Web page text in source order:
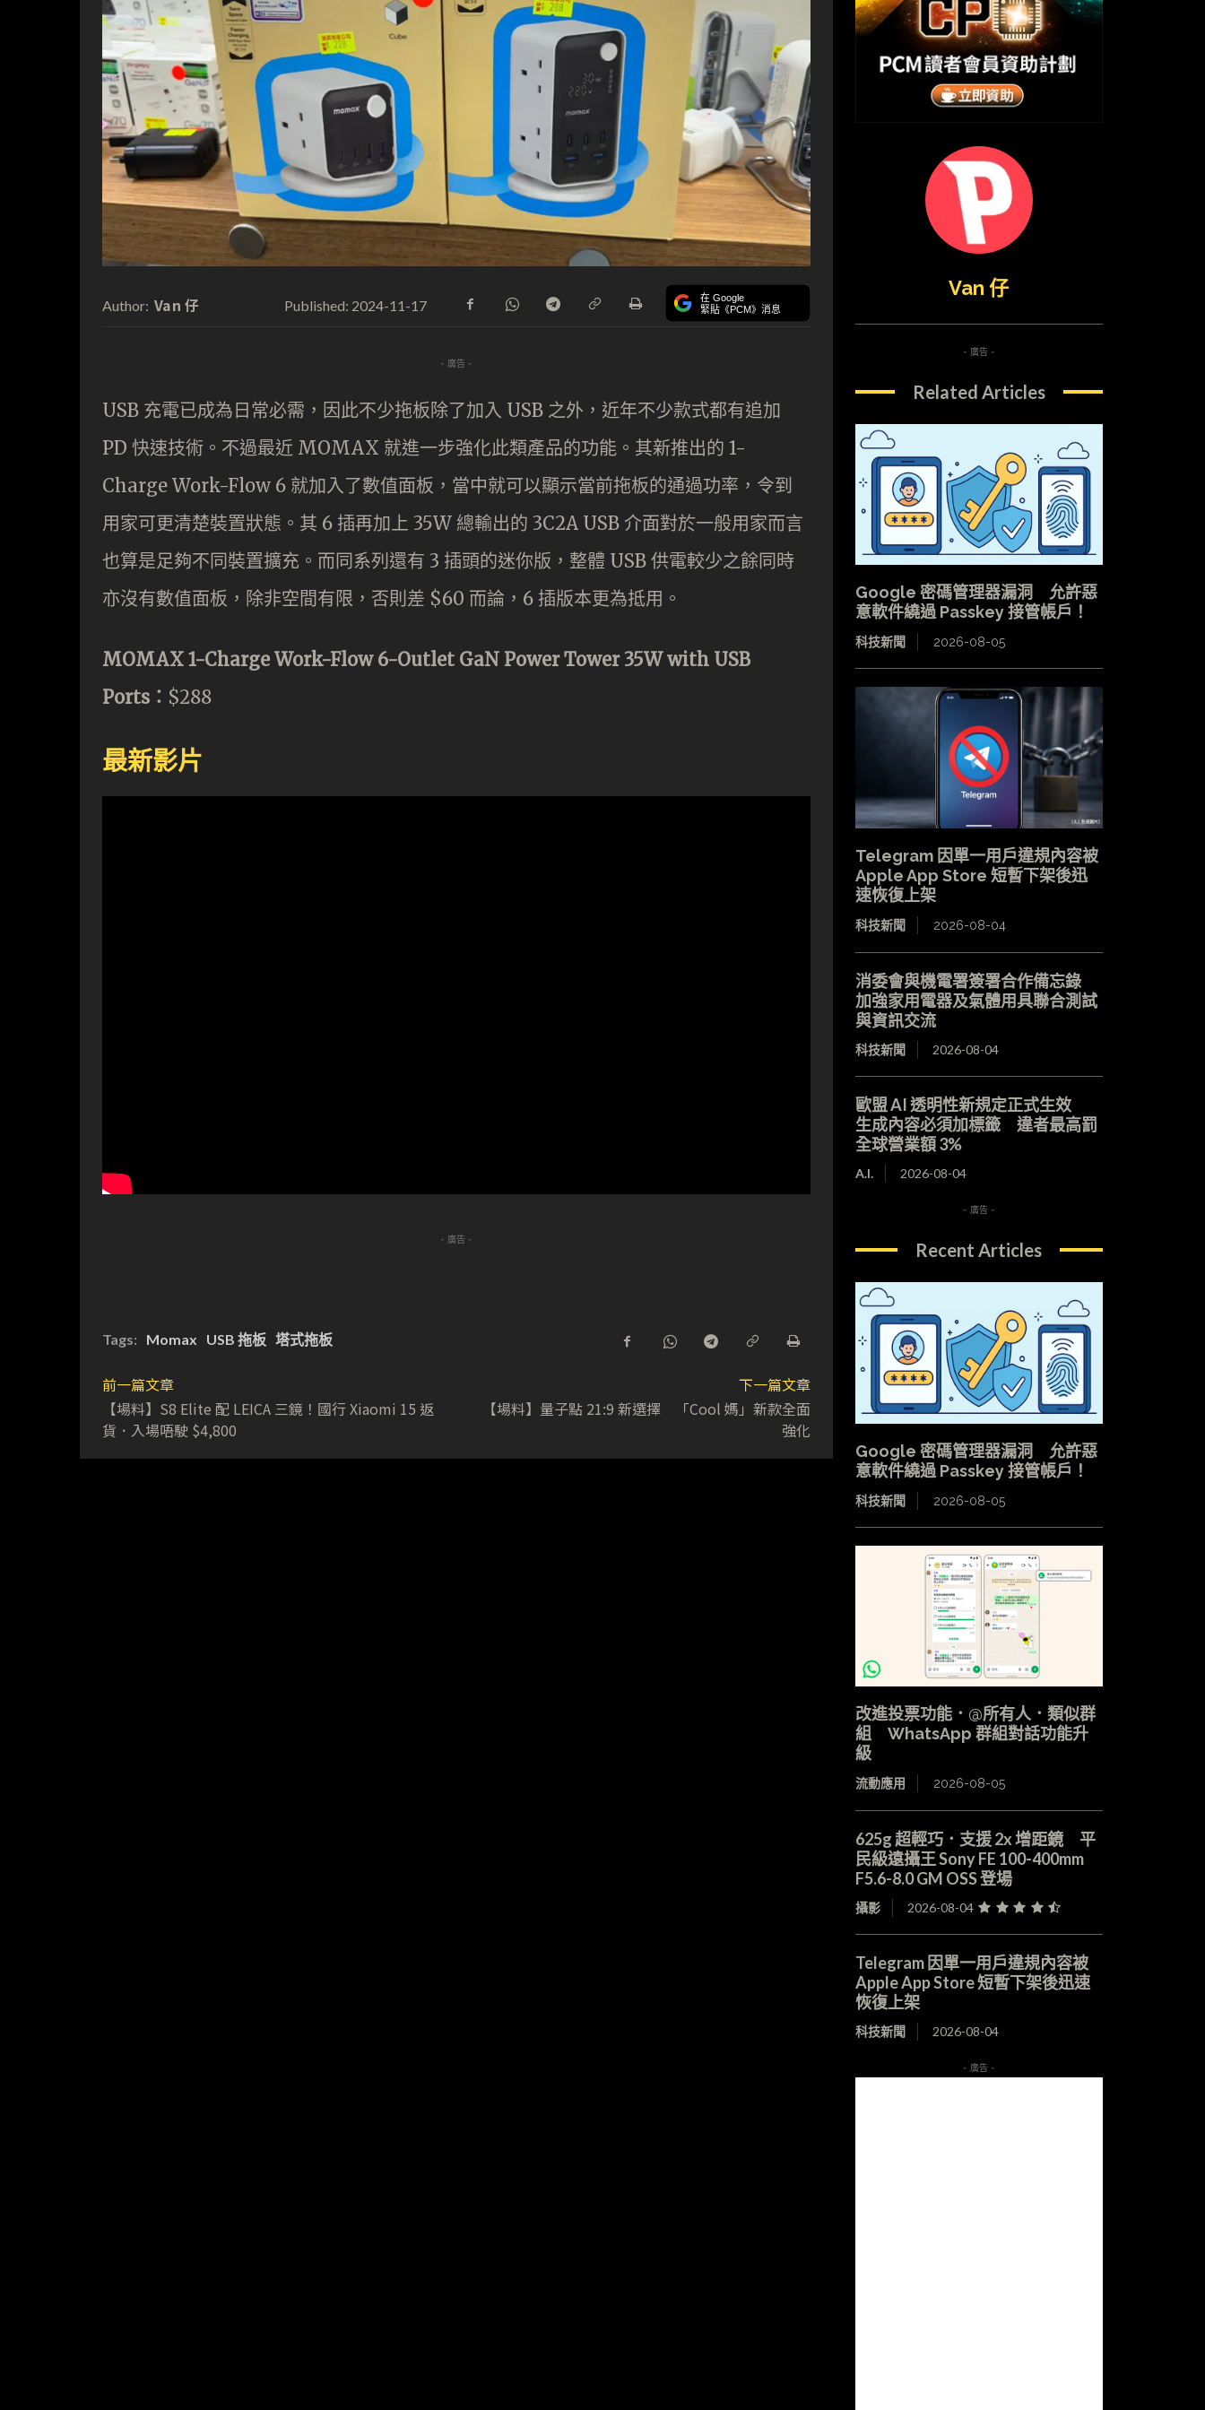
Author: Van 仔 Published: 2024-11-17 在 Google
緊貼《PCM》消息
- 廣告 -
USB 充電已成為日常必需，因此不少拖板除了加入 USB 之外，近年不少款式都有追加
PD 快速技術。不過最近 MOMAX 就進一步強化此類產品的功能。其新推出的 1-
Charge Work-Flow 6 就加入了數值面板，當中就可以顯示當前拖板的通過功率，令到
用家可更清楚裝置狀態。其 6 插再加上 35W 總輸出的 3C2A USB 介面對於一般用家而言
也算是足夠不同裝置擴充。而同系列還有 3 插頭的迷你版，整體 USB 供電較少之餘同時
亦沒有數值面板，除非空間有限，否則差 $60 而論，6 插版本更為抵用。
MOMAX 1-Charge Work-Flow 6-Outlet GaN Power Tower 35W with USB
Ports： $288
最新影片
- 廣告 -
Tags: Momax USB 拖板 塔式拖板
前一篇文章
【場料】S8 Elite 配 LEICA 三鏡！國行 Xiaomi 15 返
貨．入場唔駛 $4,800
下一篇文章
【場料】量子點 21:9 新選擇 「Cool 媽」新款全面
強化
Van 仔
- 廣告 -
Related Articles
Google 密碼管理器漏洞 允許惡
意軟件繞過 Passkey 接管帳戶！
科技新聞 2026-08-05
Telegram 因單一用戶違規內容被
Apple App Store 短暫下架後迅
速恢復上架
科技新聞 2026-08-04
消委會與機電署簽署合作備忘錄
加強家用電器及氣體用具聯合測試
與資訊交流
科技新聞 2026-08-04
歐盟 AI 透明性新規定正式生效
生成內容必須加標籤 違者最高罰
全球營業額 3%
A.I. 2026-08-04
- 廣告 -
Recent Articles
Google 密碼管理器漏洞 允許惡
意軟件繞過 Passkey 接管帳戶！
科技新聞 2026-08-05
改進投票功能．@所有人．類似群
組 WhatsApp 群組對話功能升
級
流動應用 2026-08-05
625g 超輕巧．支援 2x 增距鏡 平
民級遠攝王 Sony FE 100-400mm
F5.6-8.0 GM OSS 登場
攝影 2026-08-04
Telegram 因單一用戶違規內容被
Apple App Store 短暫下架後迅速
恢復上架
科技新聞 2026-08-04
- 廣告 -